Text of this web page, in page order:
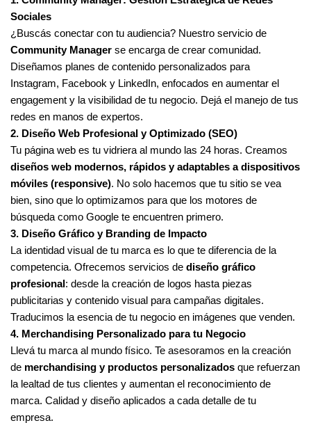
Sociales
¿Buscás conectar con tu audiencia? Nuestro servicio de
Community Manager se encarga de crear comunidad.
Diseñamos planes de contenido personalizados para
Instagram, Facebook y LinkedIn, enfocados en aumentar el
engagement y la visibilidad de tu negocio. Dejá el manejo de tus
redes en manos de expertos.
2. Diseño Web Profesional y Optimizado (SEO)
Tu página web es tu vidriera al mundo las 24 horas. Creamos
diseños web modernos, rápidos y adaptables a dispositivos
móviles (responsive). No solo hacemos que tu sitio se vea
bien, sino que lo optimizamos para que los motores de
búsqueda como Google te encuentren primero.
3. Diseño Gráfico y Branding de Impacto
La identidad visual de tu marca es lo que te diferencia de la
competencia. Ofrecemos servicios de diseño gráfico
profesional: desde la creación de logos hasta piezas
publicitarias y contenido visual para campañas digitales.
Traducimos la esencia de tu negocio en imágenes que venden.
4. Merchandising Personalizado para tu Negocio
Llevá tu marca al mundo físico. Te asesoramos en la creación
de merchandising y productos personalizados que refuerzan
la lealtad de tus clientes y aumentan el reconocimiento de
marca. Calidad y diseño aplicados a cada detalle de tu
empresa.